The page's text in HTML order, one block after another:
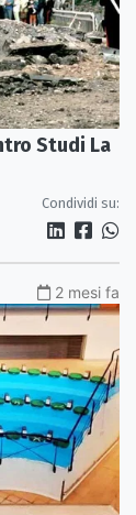
Studi La
Condividi su:
2 mesi fa